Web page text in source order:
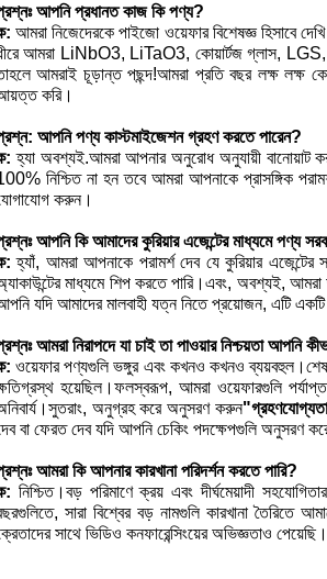
আপনি প্রধানত কাজ কি পণ্য?
আমরা নিজেদেরকে পাইজো ওয়েফার বিশেষজ্ঞ হিসাবে
আমরা LiNbO3, LiTaO3, কোয়ার্টজ গ্লাস, LGS,
আমরাই চূড়ান্ত পছন্দ!আমরা প্রতি বছর লক্ষ লক্ষ
করি।
আপনি পণ্য কাস্টমাইজেশন গ্রহণ করতে পারেন?
হ্যা অবশ্যই.আমরা আপনার অনুরোধ অনুযায়ী বানোয়াট
নিশ্চিত না হন তবে আমরা আপনাকে প্রাসঙ্গিক
করুন।
আপনি কি আমাদের কুরিয়ার এজেন্টের মাধ্যমে পণ্য
হ্যাঁ, আমরা আপনাকে পরামর্শ দেব যে কুরিয়ার
মাধ্যমে শিপ করতে পারি।এবং, অবশ্যই,
যদি আমাদের মালবাহী যত্ন নিতে প্রয়োজন, এটি
আমরা নিরাপদে যা চাই তা পাওয়ার নিশ্চয়তা আপনি
ওয়েফার পণ্যগুলি ভঙ্গুর এবং কখনও কখনও ব্যয়বহুল।শেষ
হয়েছিল।ফলস্বরূপ, আমরা ওয়েফারগুলি
অনুগ্রহ করে অনুসরণ করুন"গ্রহণযোগ্যতা
বা ফেরত দেব যদি আপনি চেকিং পদক্ষেপগুলি অনুসরণ
আমরা কি আপনার কারখানা পরিদর্শন করতে পারি?
নিশ্চিত।বড় পরিমাণে ক্রয় এবং দীর্ঘমেয়াদী
সারা বিশ্বের বড় নামগুলি কারখানা তৈরিতে
সাথে ভিডিও কনফারেন্সিংয়ের অভিজ্ঞতাও পেয়েছি।